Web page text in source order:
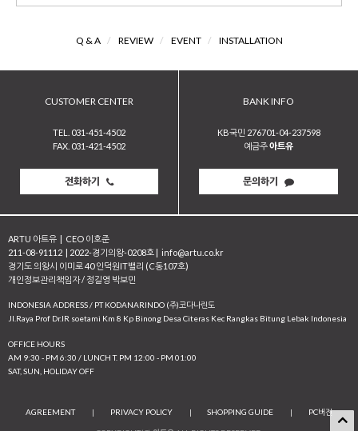
Q & A / REVIEW / EVENT / INSTALLATION
CUSTOMER CENTER
TEL. 031-451-4502
FAX. 031-421-4502
전화하기
BANK INFO
KB국민 276701-04-237598
예금주아트유
문의하기
ARTU 아트유 | CEO 이호준
211-08-91112 | 2022-경기의왕-0208호 | info@artu.co.kr
경기도 의왕시 이미로 40 인덕원IT밸리 (C동107호)
개인정보관리책임자 / 정길영 박보민
INDONESIA ADDRESS / PT KODANARINDO (주)코다나린도
JI.Raya Prof Dr.IR soetami Km 8 Kp Binong Desa Citeras Kec Rangkas Bitung Lebak Indonesia
OFFICE HOURS
AM 9:30 - PM 6:30 / LUNCH T. PM 12:00 - PM 01:00
SAT, SUN, HOLIDAY OFF
AGREEMENT | PRIVACY POLICY | SHOPPING GUIDE | PC버전